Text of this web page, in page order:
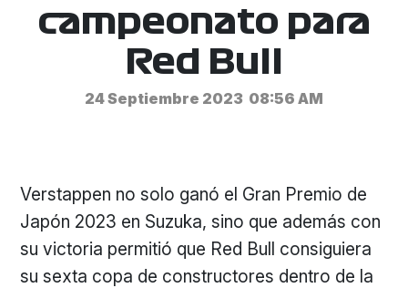
campeonato para
Red Bull
24 Septiembre 2023 08:56 AM
Verstappen no solo ganó el Gran Premio de
Japón 2023 en Suzuka, sino que además con
su victoria permitió que Red Bull consiguiera
su sexta copa de constructores dentro de la